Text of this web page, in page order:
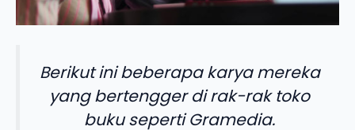
Berikut ini beberapa karya mereka
yang bertengger di rak-rak toko
buku seperti Gramedia.